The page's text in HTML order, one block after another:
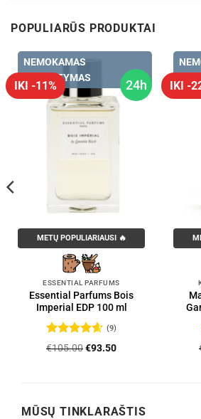
POPULIARŪS PRODUKTAI
24h
IKI -11%
NEMOKAMAS
PRISTATYMAS
METŲ POPULIARIAUSI 🔥
ESSENTIAL PARFUMS
Essential Parfums Bois
Imperial EDP 100 ml
Įvertinimas:
(9)
€105.00Original
€93.50Current
IKI -
MŪSŲ TINKLARAŠTIS